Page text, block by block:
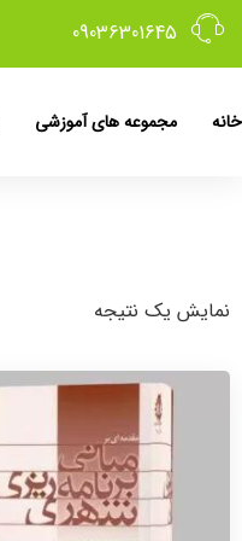
09036301645
خانه مجموعه های آموزشی
نمایش یک نتیجه